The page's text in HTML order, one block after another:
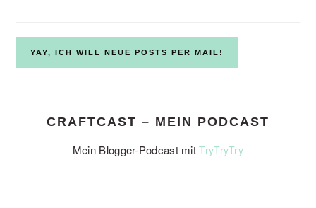
CRAFTCAST – MEIN PODCAST
Mein Blogger-Podcast mitTryTryTry